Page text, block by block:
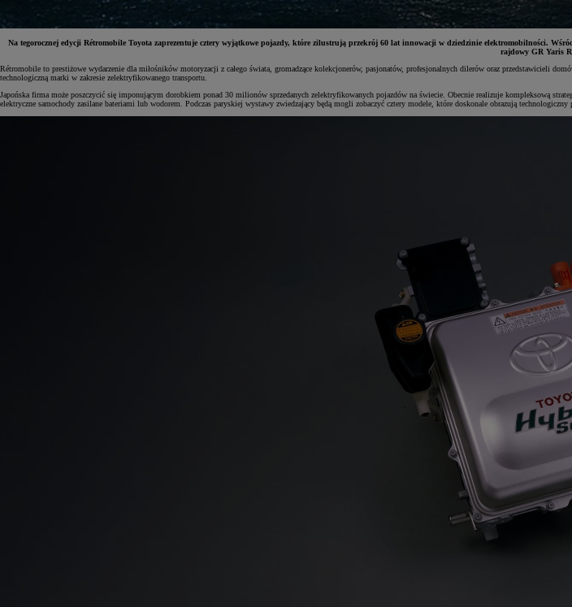
Na tegorocznej edycji Rétromobile Toyota zaprezentuje cztery wyjątkowe pojazdy, które zilustrują przekrój 60 lat innowacji w dziedzinie elektromobilności.
rajdowy GR Yaris
Rétromobile to prestiżowe wydarzenie dla miłośników motoryzacji z całego świata, gromadzące kolekcjonerów, pasjonatów, profesjonalnych dilerów oraz przedstawicieli
technologiczną marki w zakresie zelektryfikowanego transportu.
Japońska firma może poszczycić się imponującym dorobkiem ponad 30 milionów sprzedanych zelektryfikowanych pojazdów na świecie. Obecnie realizuje kompleksową
elektryczne samochody zasilane bateriami lub wodorem. Podczas paryskiej wystawy zwiedzający będą mogli zobaczyć cztery modele, które doskonale obrazują